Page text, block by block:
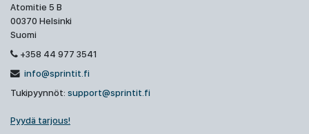
Atomitie 5 B
00370 Helsinki
Suomi
+358 44 977 3541
info@sprintit.fi
Tukipyynnöt: support@sprintit.fi
Pyydä tarjous!